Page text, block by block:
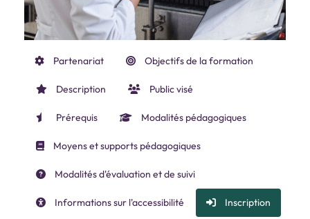
Partenariat Objectifs de la formation
Description Public visé
Prérequis Modalités pédagogiques
Moyens et supports pédagogiques
Modalités d'évaluation et de suivi
Informations sur l'accessibilité Inscription